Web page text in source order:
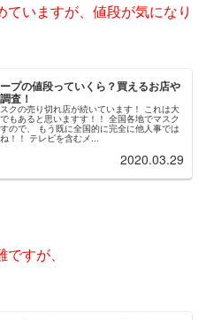
いますが、値段が気になり
プの値段っていくら？買えるお店や
査！
クの売り切れ店が続いています！ これは大
もあると思いますす！！ 全国各地でマスク
ので、 もう既に全国的に完全に他人事では
！！ テレビを含むメ...
2020.03.29
すが、